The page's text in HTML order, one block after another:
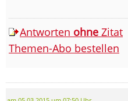
Antworten ohne Zitat
Themen-Abo bestellen